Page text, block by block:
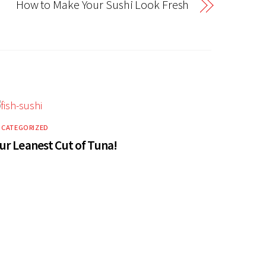
How to Make Your Sushi Look Fresh
Leanest Cut of Tuna!